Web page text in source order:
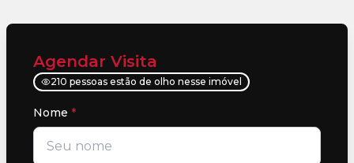
Agendar Visita
210 pessoas estão de olho nesse imóvel
Nome *